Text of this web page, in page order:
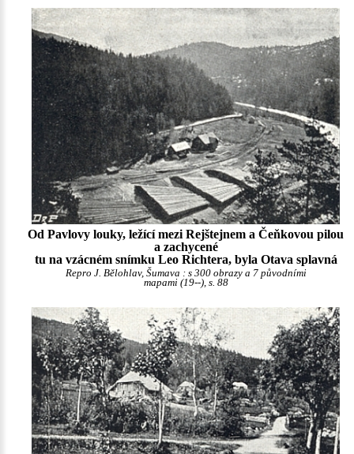
Od Pavlovy louky, ležící mezi Rejštejnem a Čeňkovou pilou
a zachycené
tu na vzácném snímku Leo Richtera, byla Otava splavná
Repro J. Bělohlav, Šumava : s 300 obrazy a 7 původními
mapami (19--), s. 88